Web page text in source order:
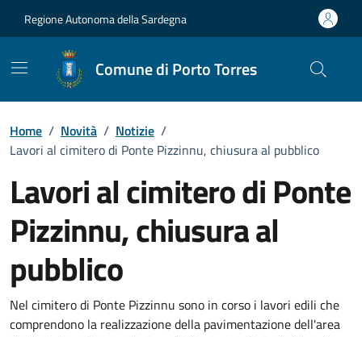
Regione Autonoma della Sardegna
Comune di Porto Torres
Home / Novità / Notizie /
Lavori al cimitero di Ponte Pizzinnu, chiusura al pubblico
Lavori al cimitero di Ponte
Pizzinnu, chiusura al
pubblico
Dettagli della notizia
Nel cimitero di Ponte Pizzinnu sono in corso i lavori edili che
comprendono la realizzazione della pavimentazione dell'area